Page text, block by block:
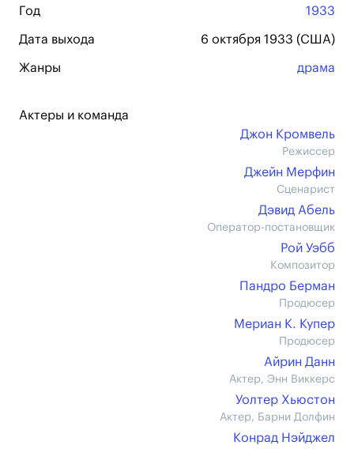
Год 1933
Дата выхода 6 октября 1933 (США)
Жанры драма
Актеры и команда
Джон Кромвель
Режиссер
Джейн Мерфин
Сценарист
Дэвид Абель
Оператор-постановщик
Рой Уэбб
Композитор
Пандро Берман
Продюсер
Мериан К. Купер
Продюсер
Айрин Данн
Актер, Энн Виккерс
Уолтер Хьюстон
Актер, Барни Долфин
Конрад Нэйджел